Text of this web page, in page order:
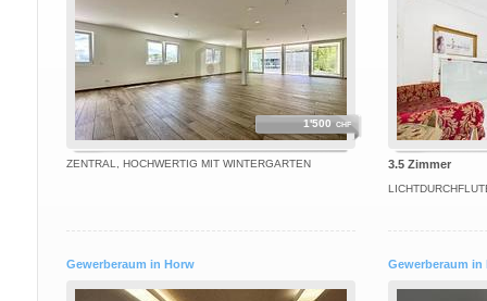
1'500 CHF
ZENTRAL, HOCHWERTIG MIT WINTERGARTEN 3.5 Zimmer
Gewerberaum in Horw Gewerberaum in